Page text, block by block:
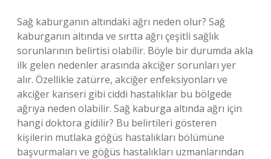
Sağ kaburganın altındaki ağrı neden olur? Sağ
kaburganın altında ve sırtta ağrı çeşitli sağlık
sorunlarının belirtisi olabilir. Böyle bir durumda akla
ilk gelen nedenler arasında akciğer sorunları yer
alır. Özellikle zatürre, akciğer enfeksiyonları ve
akciğer kanseri gibi ciddi hastalıklar bu bölgede
ağrıya neden olabilir. Sağ kaburga altında ağrı için
hangi doktora gidilir? Bu belirtileri gösteren
kişilerin mutlaka göğüs hastalıkları bölümüne
başvurmaları ve göğüs hastalıkları uzmanlarından